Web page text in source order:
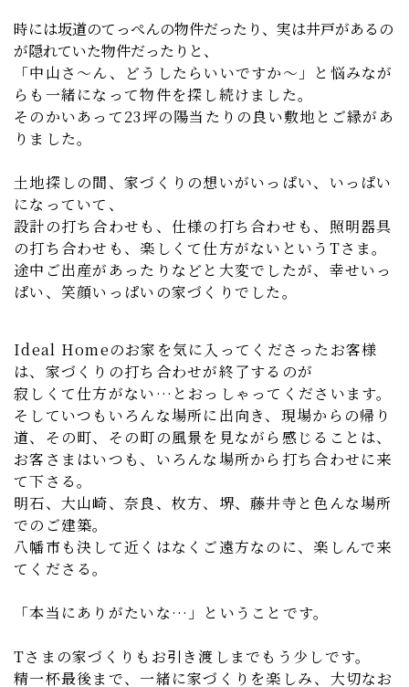
時には坂道のてっぺんの物件だったり、実は井戸があるの
が隠れていた物件だったりと、
「中山さ～ん、どうしたらいいですか～」と悩みなが
らも 一緒になって物件を探し続けました。
そのかいあって23坪の陽当たりの良い敷地とご縁があ
りました。
土地探しの間、家づくりの想いがいっぱい、いっぱい
になっていて、
設計の打ち合わせも、仕様の打ち合わせも、照明器具
の打ち合わせも、楽しくて仕方がないというTさま。
途中ご出産があったりなどと大変でしたが、幸せいっ
ぱい、笑顔いっぱいの家づくりでした。
Ideal Homeのお家を気に入ってくださったお客様
は、家づくりの打ち合わせが終了するのが
寂しくて仕方がない…とおっしゃってくださいます。
そしていつもいろんな場所に出向き、現場からの帰り
道、その町、その町の風景を見ながら感じることは、
お客さまはいつも、いろんな場所から打ち合わせに来
て下さる。
明石、大山崎、奈良、枚方、堺、藤井寺と色んな場所
でのご建築。
八幡市も決して近くはなくご遠方なのに、楽しんで来
てくださる。
「本当にありがたいな…」ということです。
Tさまの家づくりもお引き渡しまでもう少しです。
精一杯最後まで、一緒に家づくりを楽しみ、大切なお